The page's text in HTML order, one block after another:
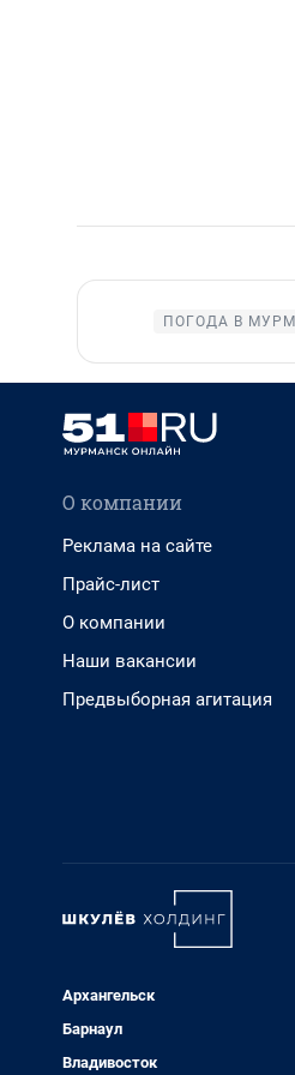
ПОГОДА В
О компании
Реклама на сайте
Прайс-лист
О компании
Наши вакансии
Предвыборная агитация
Архангельск
Барнаул
Владивосток